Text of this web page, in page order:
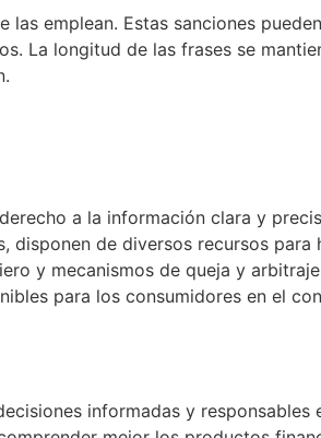
emplean. Estas sanciones
La longitud de las frases se
a la información clara y
disponen de diversos recursos para
y mecanismos de queja y
para los consumidores en el
informadas y responsables